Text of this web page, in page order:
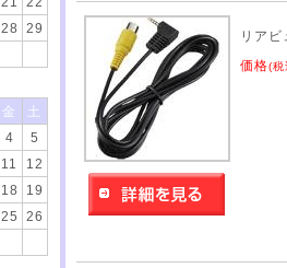
28
29
金
土
4
5
11
12
18
19
25
26
リア
価格(税